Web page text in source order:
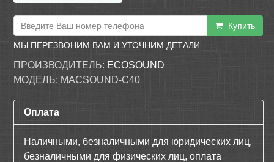
Купить
МЫ ПЕРЕЗВОНИМ ВАМ И УТОЧНИМ ДЕТАЛИ
ПРОИЗВОДИТЕЛЬ: ECOSOUND
МОДЕЛЬ: MACSOUND-C40
Оплата
Наличными, безналичными для юридических лиц,
безналичными для физических лиц, оплата